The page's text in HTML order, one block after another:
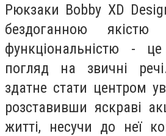
Рюкзаки Bobby XD
бездоганною
функціональністю - це
погляд на звичні
здатне стати центром
розставивши яскраві
житті, несучи до неї